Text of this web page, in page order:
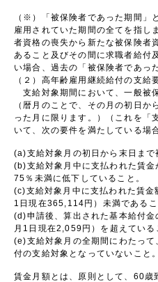
（※）「被保険者であった期間」
雇用されていた期間の全てを指し
者資格の喪失から新たな被保険者
あること及びその間に求職者給付
い場合、過去の「被保険者であっ
（２）高年齢雇用継続給付の支給
支給対象期間において、一般被
（暦月のことで、その月の初日
った月に限ります。）（これを「
いて、次の要件を満たしている場
(a)支給対象月の初日から末日まで
(b)支給対象月中に支払われた賃
75％未満に低下していること。
(c)支給対象月中に支払われた賃
1日現在365,114円）未満であるこ
(d)申請後、算出された基本給付
月1日現在2,059円）を超えている
(e)支給対象月の全期間にわたっ
付の支給対象となっていないこと。
賃金月額とは、原則として、60歳